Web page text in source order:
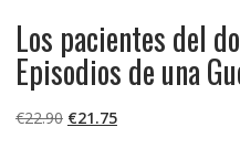
Los pacientes del
Episodios de una
€22.90 El
€21.75El